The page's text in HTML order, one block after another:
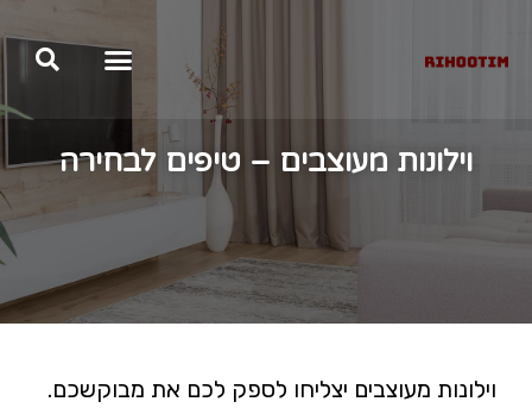
וילונות מעוצבים – טיפים לבחירה
וילונות מעוצבים יצליחו לספק לכם את מבוקשכם.